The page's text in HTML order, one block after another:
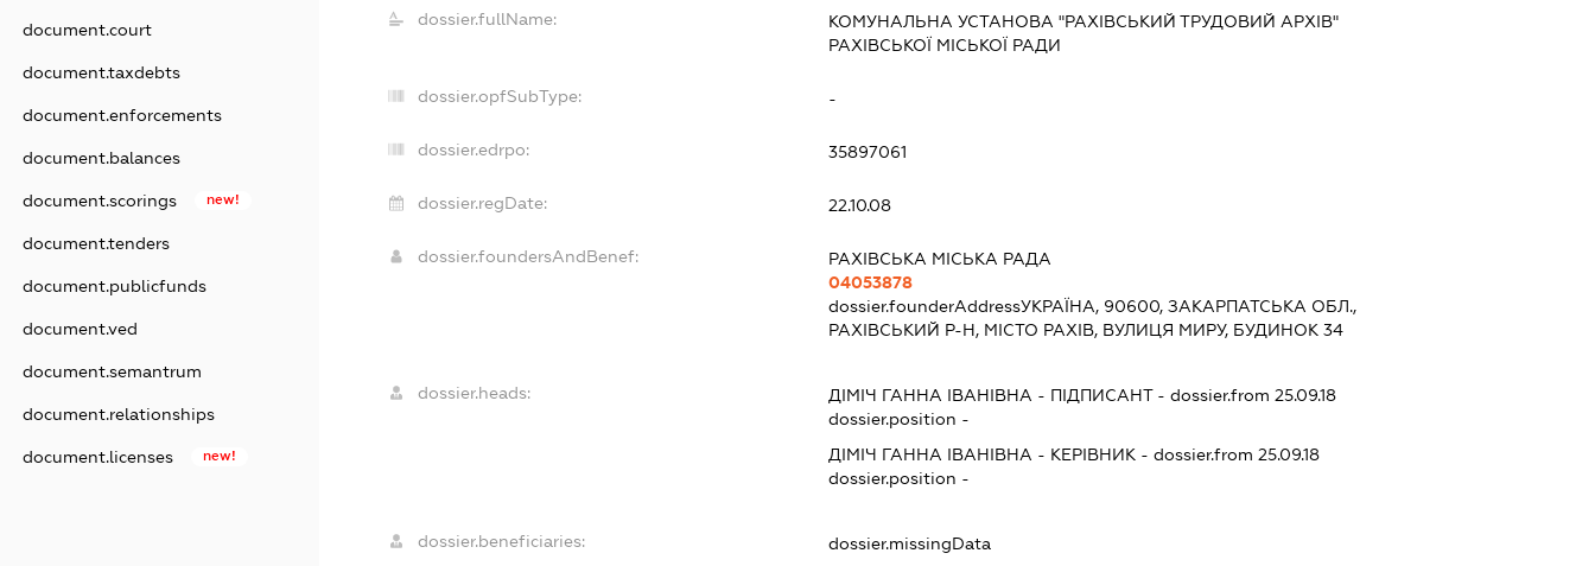
document.court
document.taxdebts
document.enforcements
document.balances
document.scorings new!
document.tenders
document.publicfunds
document.ved
document.semantrum
document.relationships
document.licenses new!
dossier.fullName:
КОМУНАЛЬНА УСТАНОВА "РАХІВСЬКИЙ ТРУДОВИЙ АРХІВ"
РАХІВСЬКОЇ МІСЬКОЇ РАДИ
dossier.opfSubType: -
dossier.edrpo: 35897061
dossier.regDate: 22.10.08
dossier.foundersAndBenef:
РАХІВСЬКА МІСЬКА РАДА
04053878
dossier.founderAddressУКРАЇНА, 90600, ЗАКАРПАТСЬКА ОБЛ.,
РАХІВСЬКИЙ Р-Н, МІСТО РАХІВ, ВУЛИЦЯ МИРУ, БУДИНОК 34
dossier.heads: ДІМІЧ ГАННА ІВАНІВНА - ПІДПИСАНТ- dossier.from 25.09.18
dossier.position -
ДІМІЧ ГАННА ІВАНІВНА - КЕРІВНИК - dossier.from 25.09.18
dossier.position -
dossier.beneficiaries: dossier.missingData